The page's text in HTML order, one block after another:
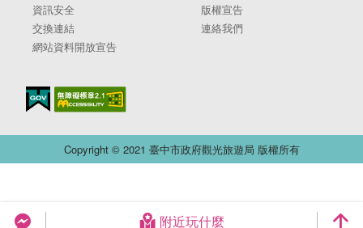
資訊安全
版權宣告
交換連結
連絡我們
網站資料開放宣告
Copyright © 2021 臺中市政府觀光旅遊局 版權所有
附近玩什麼